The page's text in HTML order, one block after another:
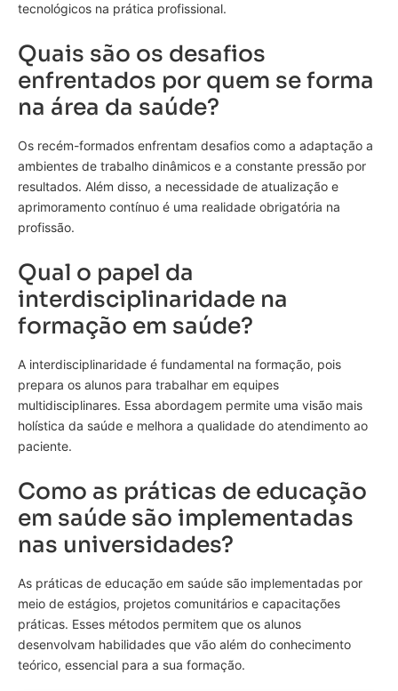
tecnológicos na prática profissional.
Quais são os desafios
enfrentados por quem se forma
na área da saúde?
Os recém-formados enfrentam desafios como a adaptação a
ambientes de trabalho dinâmicos e a constante pressão por
resultados. Além disso, a necessidade de atualização e
aprimoramento contínuo é uma realidade obrigatória na
profissão.
Qual o papel da
interdisciplinaridade na
formação em saúde?
A interdisciplinaridade é fundamental na formação, pois
prepara os alunos para trabalhar em equipes
multidisciplinares. Essa abordagem permite uma visão mais
holística da saúde e melhora a qualidade do atendimento ao
paciente.
Como as práticas de educação
em saúde são implementadas
nas universidades?
As práticas de educação em saúde são implementadas por
meio de estágios, projetos comunitários e capacitações
práticas. Esses métodos permitem que os alunos
desenvolvam habilidades que vão além do conhecimento
teórico, essencial para a sua formação.